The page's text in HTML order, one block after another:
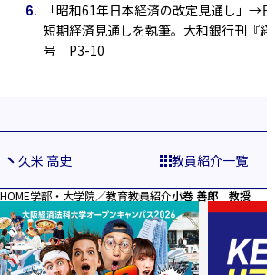
「昭和61年日本経済の改定見通し」
短期経済見通しを執筆。大和銀行刊『
号 P3-10
久米 高史 教員紹介一覧
HOME学部・大学院／教育教員紹介小巻 善郎 教授